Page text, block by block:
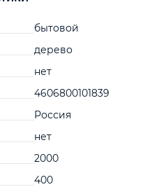
бытовой
дерево
нет
4606800101839
Россия
нет
2000
400